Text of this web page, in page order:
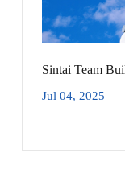
Sintai Team
Jul 04, 2025